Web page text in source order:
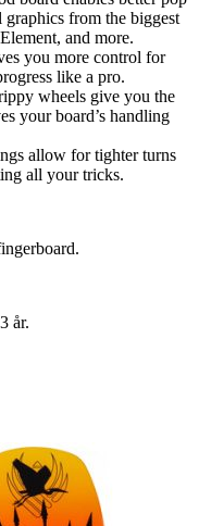
graphics from the biggest
and more.
you more control for
like a pro.
wheels give you the
your board’s handling
allow for tighter turns
all your tricks.
år.